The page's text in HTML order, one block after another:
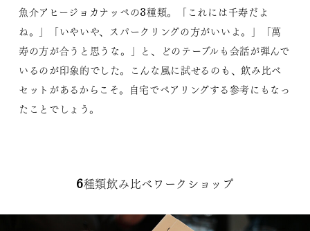
魚介アヒージョカナッペの3種類。「これには千寿だよ
ね。」「いやいや、スパークリングの方がいいよ。」「萬
寿の方が合うと思うな。」と、どのテーブルも会話が弾んで
いるのが印象的でした。こんな風に試せるのも、飲み比べ
セットがあるからこそ。自宅でペアリングする参考にもなっ
たことでしょう。
6種類飲み比べワークショップ